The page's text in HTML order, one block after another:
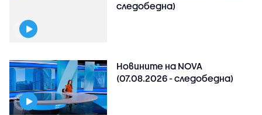
следобедна)
Новините на NOVA
(07.08.2026 - следобедна)